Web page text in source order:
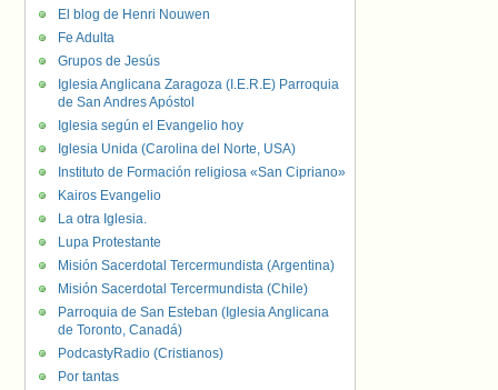
El blog de Henri Nouwen
Fe Adulta
Grupos de Jesús
Iglesia Anglicana Zaragoza (I.E.R.E) Parroquia
de San Andres Apóstol
Iglesia según el Evangelio hoy
Iglesia Unida (Carolina del Norte, USA)
Instituto de Formación religiosa «San Cipriano»
Kairos Evangelio
La otra Iglesia.
Lupa Protestante
Misión Sacerdotal Tercermundista (Argentina)
Misión Sacerdotal Tercermundista (Chile)
Parroquia de San Esteban (Iglesia Anglicana
de Toronto, Canadá)
PodcastyRadio (Cristianos)
Por tantas